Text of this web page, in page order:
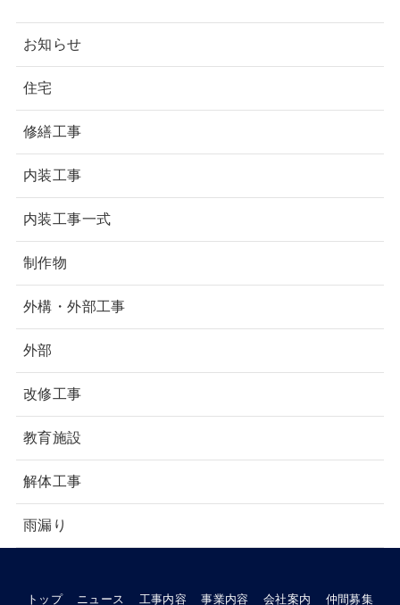
お知らせ
住宅
修繕工事
内装工事
内装工事一式
制作物
外構・外部工事
外部
改修工事
教育施設
解体工事
雨漏り
トップ ニュース 工事内容 事業内容 会社案内 仲間募集